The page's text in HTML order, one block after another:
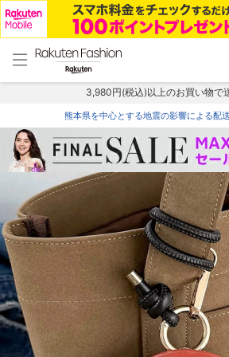
menu home
トップ
3,980円(税込)以上のお買い物で
熊本県を中心とする地震の影響による配